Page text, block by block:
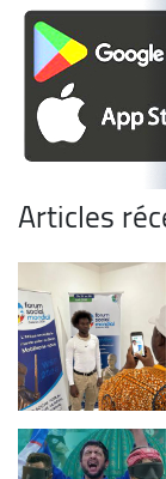
Articles